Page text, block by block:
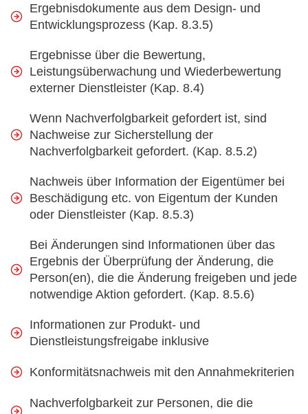
Ergebnisdokumente aus dem Design- und
Entwicklungsprozess (Kap. 8.3.5)
Ergebnisse über die Bewertung,
Leistungsüberwachung und Wiederbewertung
externer Dienstleister (Kap. 8.4)
Wenn Nachverfolgbarkeit gefordert ist, sind
Nachweise zur Sicherstellung der
Nachverfolgbarkeit gefordert. (Kap. 8.5.2)
Nachweis über Information der Eigentümer bei
Beschädigung etc. von Eigentum der Kunden
oder Dienstleister (Kap. 8.5.3)
Bei Änderungen sind Informationen über das
Ergebnis der Überprüfung der Änderung, die
Person(en), die die Änderung freigeben und jede
notwendige Aktion gefordert. (Kap. 8.5.6)
Informationen zur Produkt- und
Dienstleistungsfreigabe inklusive
Konformitätsnachweis mit den Annahmekriterien
Nachverfolgbarkeit zur Personen, die die